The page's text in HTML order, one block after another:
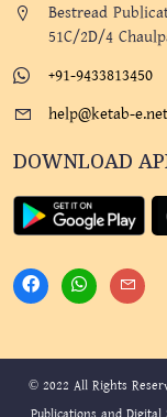
Bestread
51C/2D/4
+91-9433813450
help@ketab-e.net
DOWNLOAD
© 2022 All Rights